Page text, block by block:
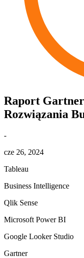
Raport
Rozwiązania
-
cze 26, 2024
Tableau
Business Intelligence
Qlik Sense
Microsoft Power BI
Google Looker Studio
Gartner